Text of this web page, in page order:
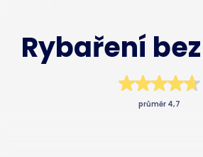
Rybaření
průměr 4,7